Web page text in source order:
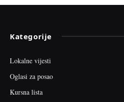
Kategorije
Lokalne vijesti
Oglasi za posao
Kursna lista